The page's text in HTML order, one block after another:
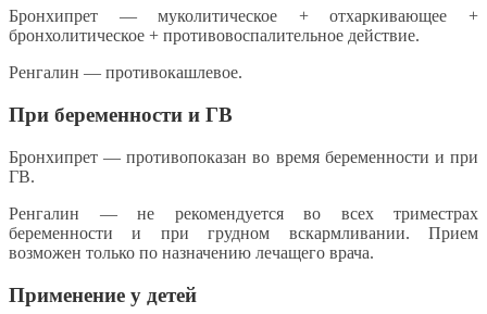
Бронхипрет — муколитическое + отхаркивающее +
бронхолитическое + противовоспалительное действие.
Ренгалин — противокашлевое.
При беременности и ГВ
Бронхипрет — противопоказан во время беременности и при
ГВ.
Ренгалин — не рекомендуется во всех триместрах
беременности и при грудном вскармливании. Прием
возможен только по назначению лечащего врача.
Применение у детей